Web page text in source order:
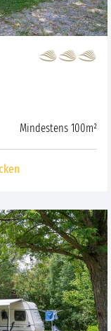
Mindestens 100m²